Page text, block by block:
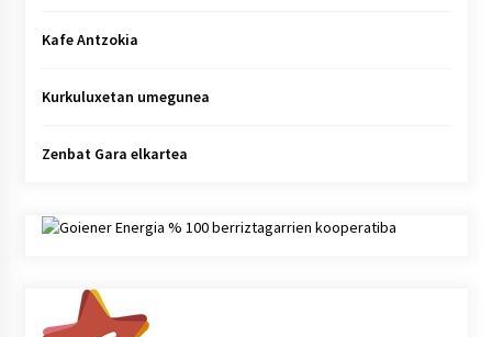
Kafe Antzokia
Kurkuluxetan umegunea
Zenbat Gara elkartea